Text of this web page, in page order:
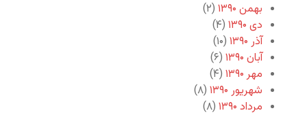
بهمن ۱۳۹۰
(۲)
دی ۱۳۹۰
(۴)
آذر ۱۳۹۰
(۱۰)
آبان ۱۳۹۰
(۶)
مهر ۱۳۹۰
(۴)
شهریور ۱۳۹۰
(۸)
مرداد ۱۳۹۰
(۸)